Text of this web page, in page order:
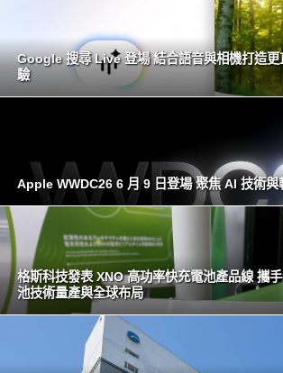
Google 搜尋 Live 登場 結合語音與相機打造更
驗
Apple WWDC26 6 月 9 日登場 聚焦 AI 技術與
格斯科技發表 XNO 高功率快充電池產品線 攜
池技術量產與全球布局